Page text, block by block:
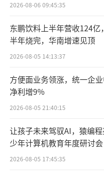
看似有非常完备
强团队忽视一个根
地，海拔约5500米
遭遇破坏，几乎是不可
有环保专家表
用“环保可降解材
复，但活动未依法开
存疑。
专家介绍，江孜
2026-08-06 09:45:35
东鹏饮料上半年营收124亿
半年烧完，华南增速见顶
2026-08-05 14:13:37
方便面业务领涨，统一企
净利增9%
2026-08-05 21:40:15
让孩子未来驾驭AI，猿编
少年计算机教育年度研讨会
2026-08-05 17:45:35